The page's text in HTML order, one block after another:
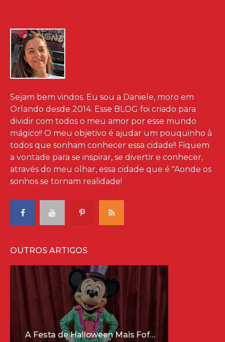
Sejam bem vindos. Eu sou a Daniele, moro em
Orlando desde 2014. Esse BLOG foi criado para
dividir com todos o meu amor por esse mundo
mágico!! O meu objetivo é ajudar um pouquinho à
todos que sonham conhecer essa cidade!! Fiquem
a vontade para se inspirar, se divertir e conhecer,
através do meu olhar, essa cidade que é "Aonde os
sonhos se tornam realidade!
OUTROS ARTIGOS
A Festa de Halloween Mais Fofa da Disney Está Chegando!